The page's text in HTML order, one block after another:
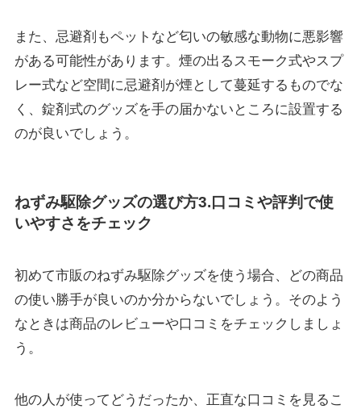
また、忌避剤もペットなど匂いの敏感な動物に悪影響
がある可能性があります。煙の出るスモーク式やスプ
レー式など空間に忌避剤が煙として蔓延するものでな
く、錠剤式のグッズを手の届かないところに設置する
のが良いでしょう。
ねずみ駆除グッズの選び方3.口コミや評判で使
いやすさをチェック
初めて市販のねずみ駆除グッズを使う場合、どの商品
の使い勝手が良いのか分からないでしょう。そのよう
なときは商品のレビューや口コミをチェックしましょ
う。
他の人が使ってどうだったか、正直な口コミを見るこ